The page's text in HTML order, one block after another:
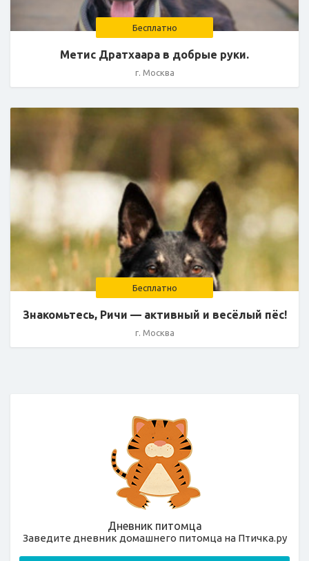
Бесплатно
Метис Дратхаара в добрые руки.
г. Москва
Бесплатно
Знакомьтесь, Ричи — активный и весёлый пёс!
г. Москва
Дневник питомца
Заведите дневник домашнего питомца на Птичка.ру